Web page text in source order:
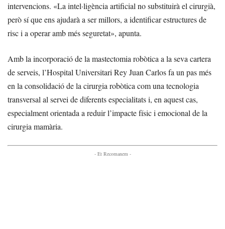
intervencions. «La intel·ligència artificial no substituirà el cirurgià,
però sí que ens ajudarà a ser millors, a identificar estructures de
risc i a operar amb més seguretat», apunta.
Amb la incorporació de la mastectomia robòtica a la seva cartera
de serveis, l’Hospital Universitari Rey Juan Carlos fa un pas més
en la consolidació de la cirurgia robòtica com una tecnologia
transversal al servei de diferents especialitats i, en aquest cas,
especialment orientada a reduir l’impacte físic i emocional de la
cirurgia mamària.
- Et Recomanem -